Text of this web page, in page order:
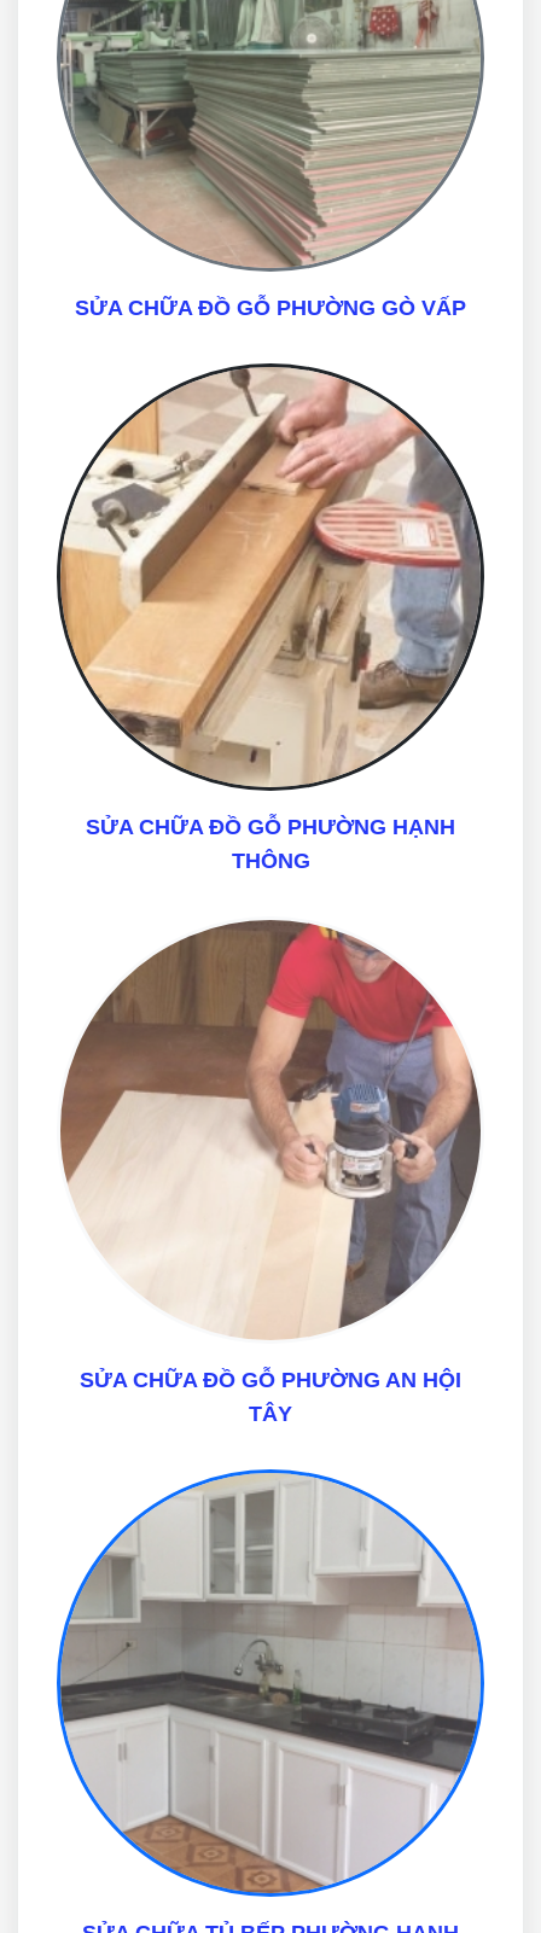
SỬA CHỮA ĐỒ GỖ PHƯỜNG GÒ VẤP
SỬA CHỮA ĐỒ GỖ PHƯỜNG HẠNH
THÔNG
SỬA CHỮA ĐỒ GỖ PHƯỜNG AN HỘI
TÂY